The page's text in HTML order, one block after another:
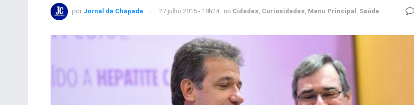
por Jornal da Chapada 27 julho 2015 - 18h24 no Cidades, Curiosidades, Menu Principal, Saúde